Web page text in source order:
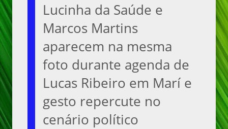
Lucinha da Saúde e
Marcos Martins
aparecem na mesma
foto durante agenda de
Lucas Ribeiro em Marí e
gesto repercute no
cenário político